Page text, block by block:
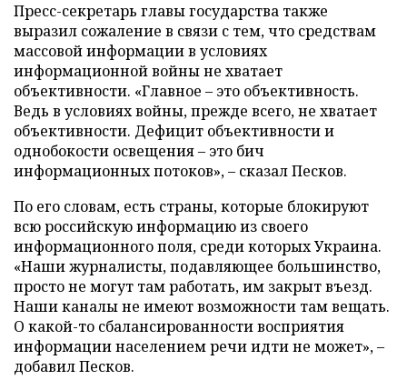
Пресс-секретарь главы государства также
выразил сожаление в связи с тем, что средствам
массовой информации в условиях
информационной войны не хватает
объективности. «Главное – это объективность.
Ведь в условиях войны, прежде всего, не хватает
объективности. Дефицит объективности и
однобокости освещения – это бич
информационных потоков», – сказал Песков.
По его словам, есть страны, которые блокируют
всю российскую информацию из своего
информационного поля, среди которых Украина.
«Наши журналисты, подавляющее большинство,
просто не могут там работать, им закрыт въезд.
Наши каналы не имеют возможности там вещать.
О какой-то сбалансированности восприятия
информации населением речи идти не может», –
добавил Песков.